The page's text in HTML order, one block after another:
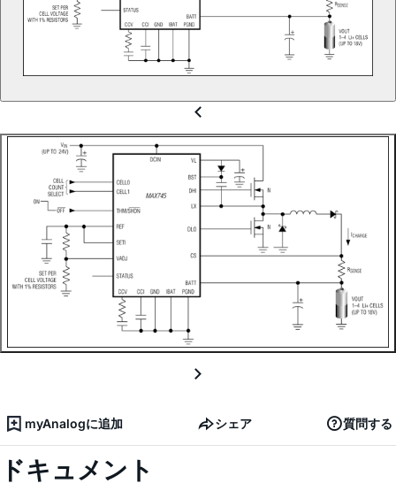
myAnalogに追加 シェア 質問する
ドキュメント